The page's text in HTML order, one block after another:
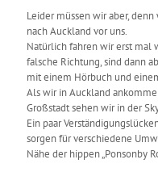
Leider müssen wir aber,
nach Auckland vor uns.
Natürlich fahren wir erst mal
falsche Richtung, sind dann
mit einem Hörbuch und
Als wir in Auckland
Großstadt sehen wir in der
Ein paar
sorgen für verschiedene
Nähe der hippen „Ponsonby